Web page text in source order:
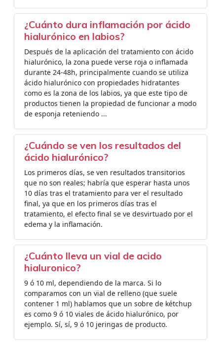
¿Cuánto dura inflamación por ácido
hialurónico en labios?
Después de la aplicación del tratamiento con ácido
hialurónico, la zona puede verse roja o inflamada
durante 24-48h, principalmente cuando se utiliza
ácido hialurónico con propiedades hidratantes
como es la zona de los labios, ya que este tipo de
productos tienen la propiedad de funcionar a modo
de esponja reteniendo ...
¿Cuándo se ven los resultados del
ácido hialurónico?
Los primeros días, se ven resultados transitorios
que no son reales; habría que esperar hasta unos
10 días tras el tratamiento para ver el resultado
final, ya que en los primeros días tras el
tratamiento, el efecto final se ve desvirtuado por el
edema y la inflamación.
¿Cuánto lleva un vial de acido
hialuronico?
9 ó 10 ml, dependiendo de la marca. Si lo
comparamos con un vial de relleno (que suele
contener 1 ml) hablamos que un sobre de kétchup
es como 9 ó 10 viales de ácido hialurónico, por
ejemplo. Sí, sí, 9 ó 10 jeringas de producto.